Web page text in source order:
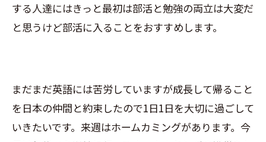
する人達にはきっと最初は部活と勉強の両立は大変だ
と思うけど部活に入ることをおすすめします。
まだまだ英語には苦労していますが成長して帰ること
を日本の仲間と約束したので1日1日を大切に過ごして
いきたいです。来週はホームカミングがあります。今